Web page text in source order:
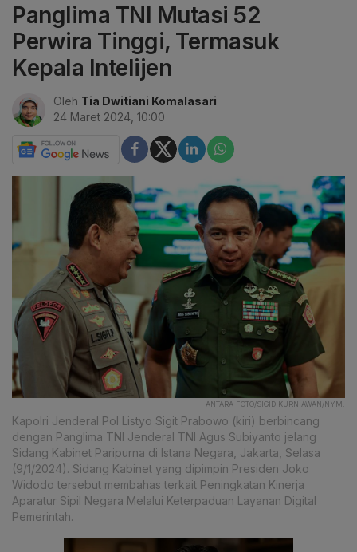
Panglima TNI Mutasi 52
Perwira Tinggi, Termasuk
Kepala Intelijen
Oleh Tia Dwitiani Komalasari
24 Maret 2024, 10:00
ANTARA FOTO/SIGID KURNIAWAN/NYM.
Kapolri Jenderal Pol Listyo Sigit Prabowo (kiri) berbincang
dengan Panglima TNI Jenderal TNI Agus Subiyanto jelang
Sidang Kabinet Paripurna di Istana Negara, Jakarta, Selasa
(9/1/2024). Sidang Kabinet yang dipimpin Presiden Joko
Widodo tersebut membahas terkait Peningkatan Kinerja
Aparatur Sipil Negara Melalui Keterpaduan Layanan Digital
Pemerintah.